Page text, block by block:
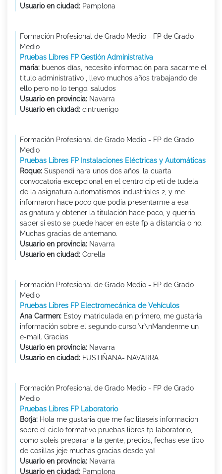
Usuario en ciudad: Pamplona
Formación Profesional de Grado Medio - FP de Grado
Medio
Pruebas Libres FP Gestión Administrativa
maria: buenos días, necesito información para sacarme el
titulo administrativo , llevo muchos años trabajando de
ello pero no lo tengo. saludos
Usuario en provincia: Navarra
Usuario en ciudad: cintruenigo
Formación Profesional de Grado Medio - FP de Grado
Medio
Pruebas Libres FP Instalaciones Eléctricas y Automáticas
Roque: Suspendi hara unos dos años, la cuarta
convocatoria excepcional en el centro cip eti de tudela
de la asignatura automatismos industriales 2, y me
informaron hace poco que podia presentarme a esa
asignatura y obtener la titulación hace poco, y querria
saber si esto se puede hacer en este fp a distancia o no.
Muchas gracias de antemano.
Usuario en provincia: Navarra
Usuario en ciudad: Corella
Formación Profesional de Grado Medio - FP de Grado
Medio
Pruebas Libres FP Electromecánica de Vehículos
Ana Carmen: Estoy matriculada en primero, me gustaria
información sobre el segundo curso.\r\nMandenme un
e-mail. Gracias
Usuario en provincia: Navarra
Usuario en ciudad: FUSTIÑANA- NAVARRA
Formación Profesional de Grado Medio - FP de Grado
Medio
Pruebas Libres FP Laboratorio
Borja: Hola me gustaria que me facilitaseis informacion
sobre el ciclo formativo pruebas libres fp laboratorio,
como soleis preparar a la gente, precios, fechas ese tipo
de cosillas jeje muchas gracias desde ya!
Usuario en provincia: Navarra
Usuario en ciudad: Pamplona